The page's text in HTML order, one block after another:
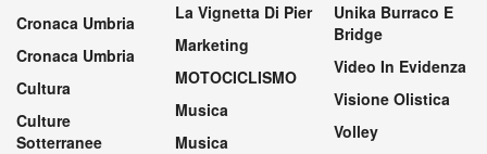
Cronaca Umbria
Cronaca Umbria
Cultura
Culture
Sotterranee
La Vignetta Di Pier
Marketing
MOTOCICLISMO
Musica
Musica
Unika Burraco E
Bridge
Video In Evidenza
Visione Olistica
Volley